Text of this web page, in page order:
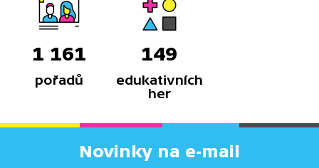
1 161
pořadů
149
edukativních
her
Novinky na e-mail